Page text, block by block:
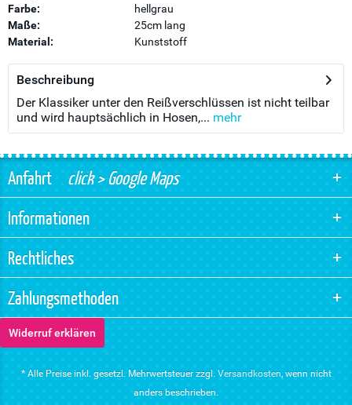
Farbe:
hellgrau
Maße:
25cm lang
Material:
Kunststoff
Beschreibung
Der Klassiker unter den Reißverschlüssen ist nicht teilbar
und wird hauptsächlich in Hosen,... mehr
Anfahrtclick > Google Maps
Informationen
Rechtliches
Zahlungsmethoden
Widerruf erklären
* Alle Preise inkl. gesetzl. Mehrwertsteuer zzgl. Versandkosten, wenn nicht
anders beschrieben.